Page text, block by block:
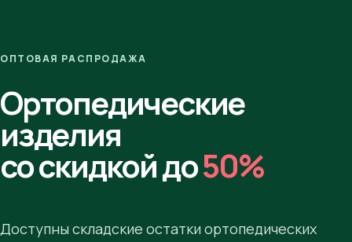
ОПТОВАЯ РАСПРОДАЖА
Ортопедические
изделия
со скидкой до50%
Доступны складские остатки ортопедических